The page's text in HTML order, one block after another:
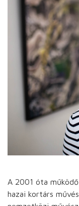
A 2001 óta
hazai kortárs